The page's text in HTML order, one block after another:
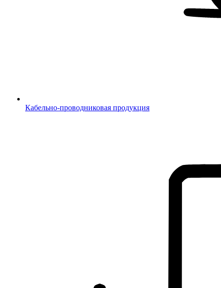
Кабельно-проводниковая продукция